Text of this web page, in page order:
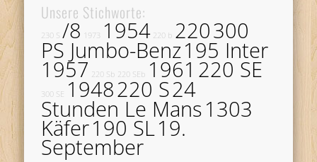
Unsere Stichworte:
230 S /8 1973 1954 220 b 220300
PS Jumbo-Benz195 Inter
1957 220 Sb 220 SEb 1961 220 SE
300 SE 1948220 S24
Stunden Le Mans1303
Käfer190 SL19.
September